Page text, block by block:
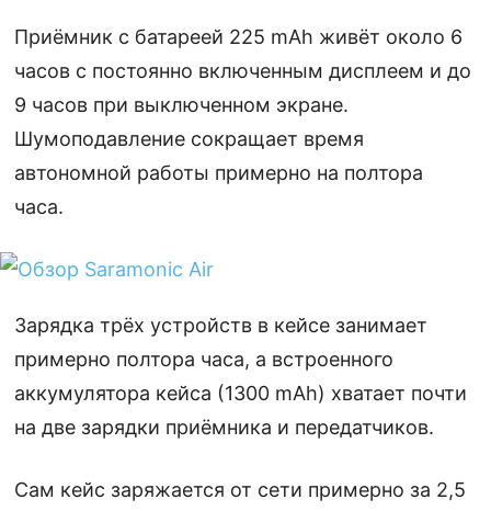
Приёмник с батареей 225 mAh живёт около 6
часов с постоянно включенным дисплеем и до
9 часов при выключенном экране.
Шумоподавление сокращает время
автономной работы примерно на полтора
часа.
Зарядка трёх устройств в кейсе занимает
примерно полтора часа, а встроенного
аккумулятора кейса (1300 mAh) хватает почти
на две зарядки приёмника и передатчиков.
Сам кейс заряжается от сети примерно за 2,5